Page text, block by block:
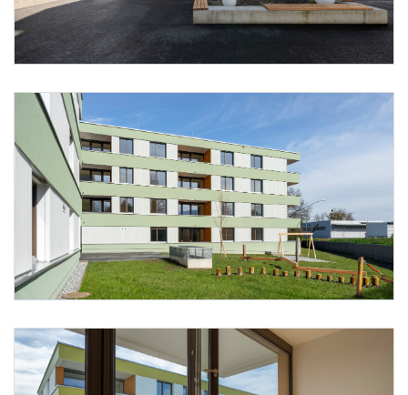
Foto 16: Alpenländische/ Florian Scherl
Foto 17: Alpenländische/ Florian Scherl